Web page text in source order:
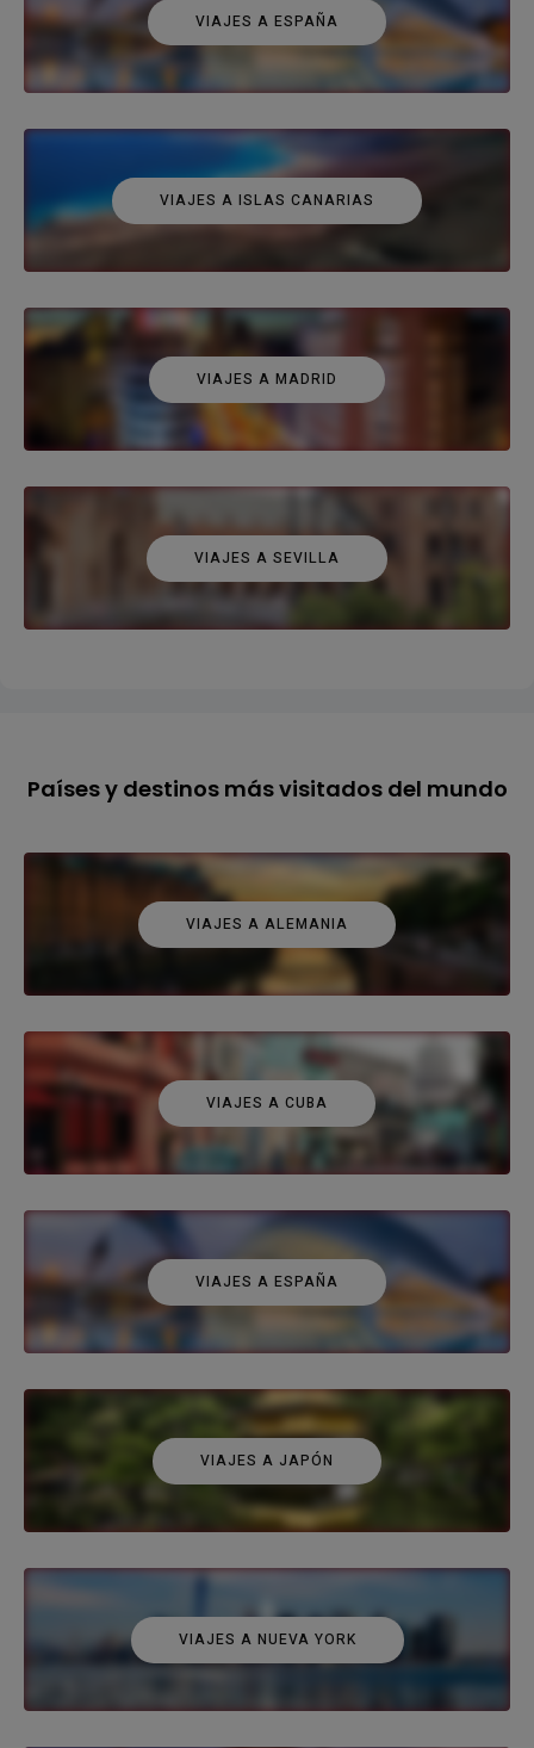
VIAJES A ESPAÑA
VIAJES A ISLAS CANARIAS
VIAJES A MADRID
VIAJES A SEVILLA
Países y destinos más visitados del mundo
VIAJES A ALEMANIA
VIAJES A CUBA
VIAJES A ESPAÑA
VIAJES A JAPÓN
VIAJES A NUEVA YORK